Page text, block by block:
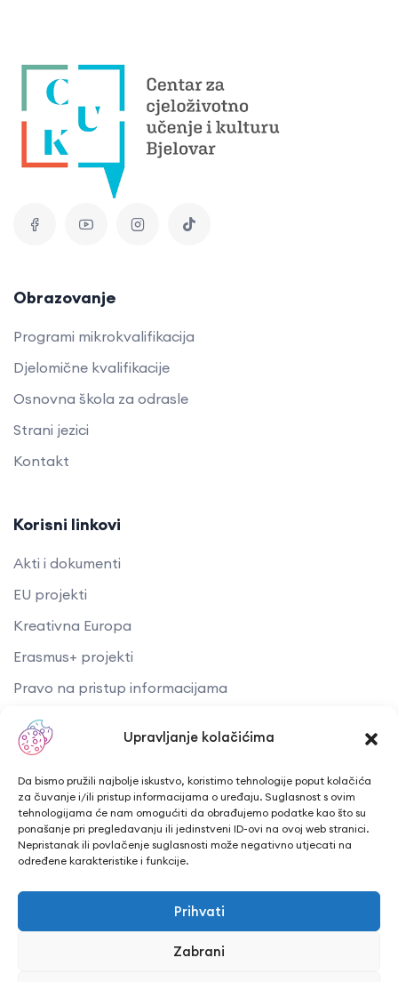
Upravljanje kolačićima
Da bismo pružili najbolje iskustvo, koristimo tehnologije poput kolačića
za čuvanje i/ili pristup informacijama o uređaju. Suglasnost s ovim
tehnologijama će nam omogućiti da obrađujemo podatke kao što su
ponašanje pri pregledavanju ili jedinstveni ID-ovi na ovoj web stranici.
Nepristanak ili povlačenje suglasnosti može negativno utjecati na
određene karakteristike i funkcije.
Prihvati
Zabrani
Obrazovanje
Programi mikrokvalifikacija
Djelomične kvalifikacije
Osnovna škola za odrasle
Strani jezici
Kontakt
Korisni linkovi
Akti i dokumenti
EU projekti
Kreativna Europa
Erasmus+ projekti
​​​​​​​Pravo na pristup informacijama
Arhiva objava
Kontaktirajte nas
Telefon: + 385 43 241 298
Email: info@cuk.hr
Lokacija: Trg hrvatskih branitelja 15, Bjelovar